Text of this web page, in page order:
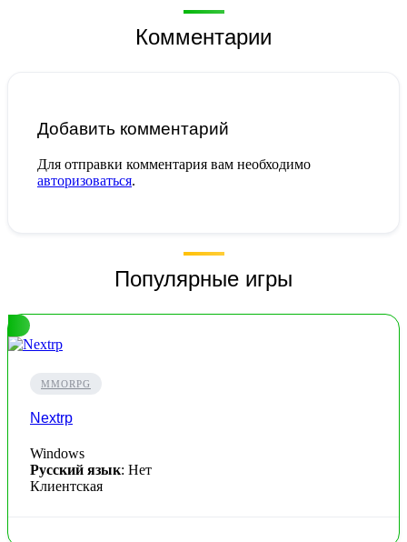
Комментарии
Добавить комментарий
Для отправки комментария вам необходимо
авторизоваться.
Популярные игры
MMORPG
Nextrp
Windows
Русский язык: Нет
Клиентская